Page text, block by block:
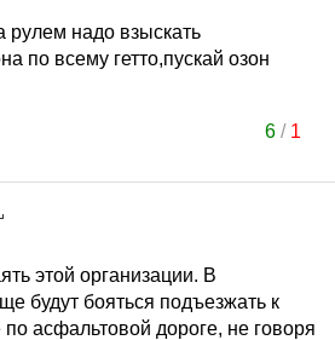
рулем надо взыскать
по всему гетто,пускай озон
6/ 1
этой организации. В
будут бояться подъезжать к
асфальтовой дороге, не говоря